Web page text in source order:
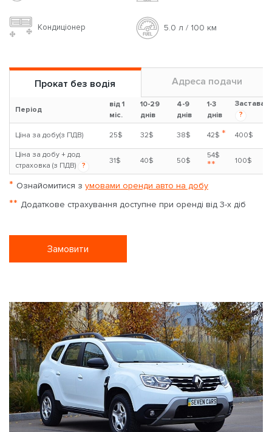
Кондиціонер 5.0 л / 100 км
Прокат без водія Адреса подачи
Період
від 1
міс.
10-29
днів
4-9
днів
1-3
днів
Застава
?
Ціна за добу(з ПДВ) 25$ 32$ 38$ 42$ * 400$
Ціна за добу + дод.
страховка (з ПДВ)
?
31$ 40$ 50$
54$
** 100$
* Ознайомитися з умовами оренди авто на добу
** Додаткове страхування доступне при оренді від 3-х діб
Замовити